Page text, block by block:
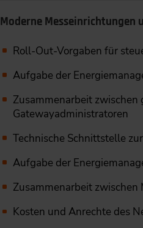
Moderne Messeinrichtungen
Roll-Out-Vorgaben für
Aufgabe der
Zusammenarbeit
Gatewayadministratoren
Technische Schnittstelle
Aufgabe der
Zusammenarbeit
Kosten und Anrechte des